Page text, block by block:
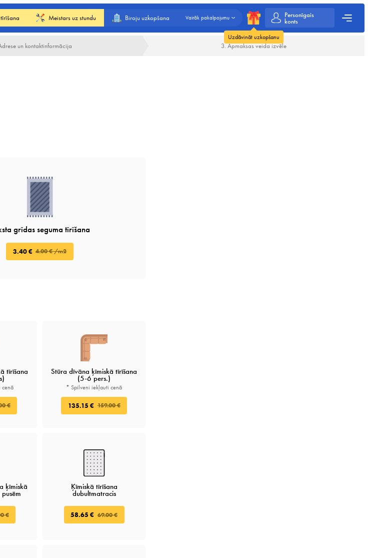
Meistars uz stundu Biroju uzkopšana Vairāk pakalpojumu
Uzdāvināt uzkopšanu
Personīgais
konts
un kontaktinformācija 3. Apmaksas veida izvēle
grīdas seguma tīrīšana
3.40 € 4.00 € /m2
tīrīšana
cenā
€
Stūra dīvāna ķīmiskā tīrīšana
(5-6 pers.)
* Spilveni iekļauti cenā
135.15 € 159.00 €
ķīmiskā
€
Ķīmiskā tīrīšana
dubultmatracis
58.65 € 69.00 €